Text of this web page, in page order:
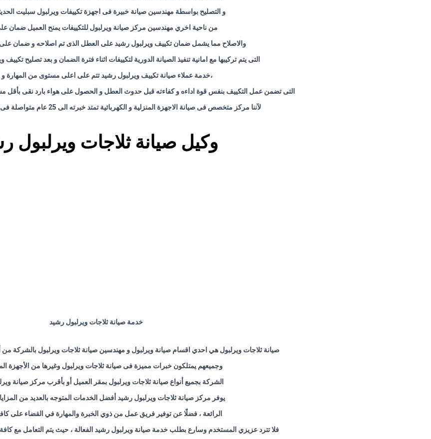
و التصليح بواسطة مهندسين صيانة خبيرة فى اجهزة تكييفات ويرلبول سبليت
من ناحية اخري مهندسين مركز صيانة ويرلبول للتكييفات يمنح العميل ضمان
والاصلاح مما يشمل ضمان تكييف ويرلبول رشيد على العطل الذى تم اصلاحه و ضمان على
التى يتم تركيبها مع امانية تنفيذ الصيانة الدورية لتكييفات اثناء فترة الضمان و بعد تصليح
،خدمة عملاء صيانة تكييف ويرلبول رشيد تتم على اعلى مستوى من المهارة و
التى تضمن عمل التكييف بنفس قوة اداءه و كفاءته قبل حدوث العطل و الحصول على هواء بارد نقى بأقل
لآننا مركز متخصص فى صيانة الاجهزة المنزلية و الكهربائية تمتد خبرته الى 25 عام متواصلة فى صيانة التكييف فى مصر
وكيل صيانة ثلاجات ويرلبول
خدمة صيانة ثلاجات ويرلبول رشيد
صيانة ثلاجات ويرلبول هي احدي اقسام صيانة ويرلبول و مهندسين صيانة ثلاجات ويرلبول بالشركة
وجميعهم يمتلكون خبرات مميزة فى صيانة ثلاجات ويرلبول وغيرها من الأجهزة
الشركة بجميع أنواع صيانة ثلاجات ويرلبول بمقر العميل أو بأقرب مركز صيانة
يوفر مركز صيانة ثلاجات ويرلبول رشيد أفضل الخدمات المتوجه بالعديد من
الرائعة ، فضلًا عن توفير فريق عمل من ذوي الخبرة والمهارة في القضاء على
فلا تترد عزيزي المستخدم وسارع بطلب خدمة صيانة ويرلبول رشيد الفعالة ، حيث يتم التعامل مع